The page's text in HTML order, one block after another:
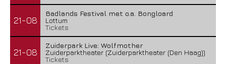
21-08
Badlands Festival met o.a. Bongloard
Lottum
Tickets
21-08
Zuiderpark Live: Wolfmother
Zuiderparktheater (Zuiderparktheater (Den Haag))
Tickets